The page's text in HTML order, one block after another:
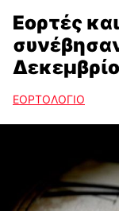
Εορτές
ΕΟΡΤΟΛΟΓΙΟ